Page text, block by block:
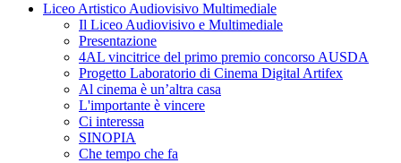
Liceo Artistico Audiovisivo Multimediale
Il Liceo Audiovisivo e Multimediale
Presentazione
4AL vincitrice del primo premio concorso AUSDA
Progetto Laboratorio di Cinema Digital Artifex
Al cinema è un’altra casa
L'importante è vincere
Ci interessa
SINOPIA
Che tempo che fa